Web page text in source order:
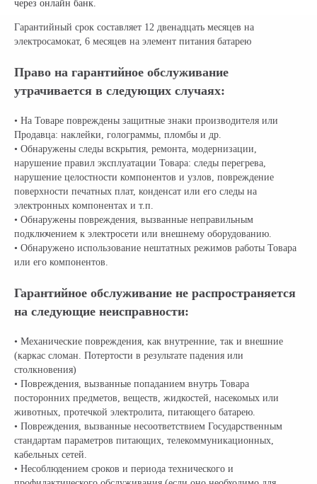
через онлайн банк.
Гарантийный срок составляет 12 двенадцать месяцев на
электросамокат, 6 месяцев на элемент питания батарею
Право на гарантийное обслуживание
утрачивается в следующих случаях:
• На Товаре повреждены защитные знаки производителя или
Продавца: наклейки, голограммы, пломбы и др.
• Обнаружены следы вскрытия, ремонта, модернизации,
нарушение правил эксплуатации Товара: следы перегрева,
нарушение целостности компонентов и узлов, повреждение
поверхности печатных плат, конденсат или его следы на
электронных компонентах и т.п.
• Обнаружены повреждения, вызванные неправильным
подключением к электросети или внешнему оборудованию.
• Обнаружено использование нештатных режимов работы Товара
или его компонентов.
Гарантийное обслуживание не распространяется
на следующие неисправности:
• Механические повреждения, как внутренние, так и внешние
(каркас сломан. Потертости в результате падения или
столкновения)
• Повреждения, вызванные попаданием внутрь Товара
посторонних предметов, веществ, жидкостей, насекомых или
животных, протечкой электролита, питающего батарею.
• Повреждения, вызванные несоответствием Государственным
стандартам параметров питающих, телекоммуникационных,
кабельных сетей.
• Несоблюдением сроков и периода технического и